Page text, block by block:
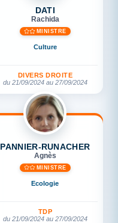
DATI
Rachida
MINISTRE
Culture
DIVERS DROITE
du 21/09/2024 au 27/09/2024
PANNIER-RUNACHER
Agnès
MINISTRE
Ecologie
TDP
du 21/09/2024 au 27/09/2024